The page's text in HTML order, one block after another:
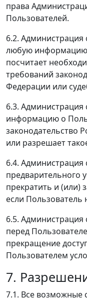
права
Пользователей.
6.2. Администрация
любую информацию
посчитает
требований
Федерации или
6.3. Администрация
информацию о
законодательство
или разрешает
6.4. Администрация
предварительного
прекратить и (или)
если
6.5. Администрация
перед
прекращение
Пользователем
7.
7.1. Все возможные